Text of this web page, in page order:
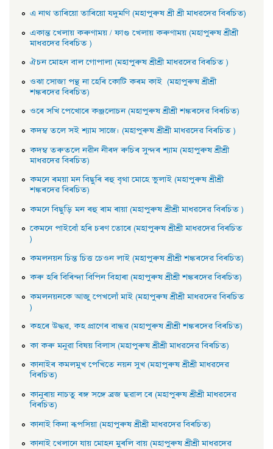
এ নাথ তাৰিয়াে তাৰিয়াে যদুমণি (মহাপুৰুষ শ্ৰী শ্ৰী মাধৱদেৱ বিৰচিত)
একান্ত খেলায় কৰুণাময় / ফাগু খেলায় কৰুণাময় (মহাপুৰুষ শ্ৰীশ্ৰী
মাধৱদেৱ বিৰচিত )
ঐচন মােহন বাল গােপালা (মহাপুৰুষ শ্ৰীশ্ৰী মাধৱদেৱ বিৰচিত )
ওঝা সােজা পন্থ না হেৰি কোটি কৰম কাই (মহাপুৰুষ শ্ৰীশ্ৰী
শঙ্কৰদেৱ বিৰচিত)
ওৰে সখি পেখােৰে কঞ্জলােচন (মহাপুৰুষ শ্ৰীশ্ৰী শঙ্কৰদেৱ বিৰচিত)
কদম্ব তলে সই শ্যাম সাজে। (মহাপুৰুষ শ্ৰীশ্ৰী মাধৱদেৱ বিৰচিত )
কদম্ব তৰুতলে নৱীন নীৰদ ৰুচিৰ সুন্দৰ শ্যাম (মহাপুৰুষ শ্ৰীশ্ৰী
মাধৱদেৱ বিৰচিত)
কমনে ৰময়া মন বিছুৰি ৰহু বৃথা মােহে ভুলাই (মহাপুৰুষ শ্ৰীশ্ৰী
শঙ্কৰদেৱ বিৰচিত)
কমনে বিছুড়ি মন ৰহু ৰাম ৰায়া (মহাপুৰুষ শ্ৰীশ্ৰী মাধৱদেৱ বিৰচিত )
কেমনে পাইবোঁ হৰি চৰণ তােৰে (মহাপুৰুষ শ্ৰীশ্ৰী মাধৱদেৱ বিৰচিত
)
কমলনয়ন চিন্ত চিত্ত চেওন লাই (মহাপুৰুষ শ্ৰীশ্ৰী শঙ্কৰদেৱ বিৰচিত)
কৰু হৰি বিৰিন্দা বিপিন বিহাৰা (মহাপুৰুষ শ্ৰীশ্ৰী শঙ্কৰদেৱ বিৰচিত)
কমলনয়নকে আজু পেখলোঁ মাই (মহাপুৰুষ শ্ৰীশ্ৰী মাধৱদেৱ বিৰচিত
)
কহৰে উদ্ধৱ, কহ প্রাণেৰ বান্ধৱ (মহাপুৰুষ শ্ৰীশ্ৰী শঙ্কৰদেৱ বিৰচিত)
কা কৰু মনুৱা বিষয় বিলাস (মহাপুৰুষ শ্ৰীশ্ৰী মাধৱদেৱ বিৰচিত)
কানাইৰ কমলমুখ পেখিতে নয়ন সুখ (মহাপুৰুষ শ্ৰীশ্ৰী মাধৱদেৱ
বিৰচিত)
কানুৰায় নাচতু ৰঙ্গ সঙ্গে ব্রজ ছৱাল ৰে (মহাপুৰুষ শ্ৰীশ্ৰী মাধৱদেৱ
বিৰচিত)
কানাই কিনা ৰূপসিয়া (মহাপুৰুষ শ্ৰীশ্ৰী মাধৱদেৱ বিৰচিত)
কানাই খেলানে যায় মােহন মুৰলি বায় (মহাপুৰুষ শ্ৰীশ্ৰী মাধৱদেৱ